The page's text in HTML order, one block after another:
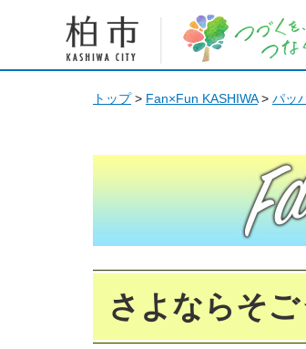
柏市 つづくを、つなぐ。
トップ> Fan×Fun KASHIWA> パッ
さよならそ